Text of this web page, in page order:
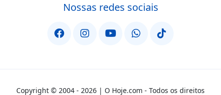
Nossas redes sociais
Copyright © 2004 - 2026 | O Hoje.com - Todos os direitos